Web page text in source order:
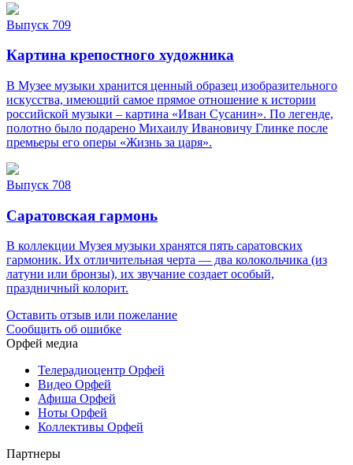
Выпуск 709
Картина крепостного художника
В Музее музыки хранится ценный образец изобразительного
искусства, имеющий самое прямое отношение к истории
российской музыки – картина «Иван Сусанин». По легенде,
полотно было подарено Михаилу Ивановичу Глинке после
премьеры его оперы «Жизнь за царя».
Выпуск 708
Саратовская гармонь
В коллекции Музея музыки хранятся пять саратовских
гармоник. Их отличительная черта — два колокольчика (из
латуни или бронзы), их звучание создает особый,
праздничный колорит.
Оставить отзыв или пожелание
Сообщить об ошибке
Орфей медиа
Телерадиоцентр Орфей
Видео Орфей
Афиша Орфей
Ноты Орфей
Коллективы Орфей
Партнеры